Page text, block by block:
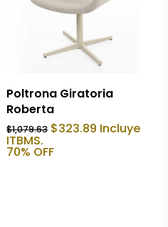
Añadir Al Carrito
Poltrona Giratoria
Roberta
$1,079.63 El
original
$323.89 El
precio
Incluye
ITBMS.
70% OFF